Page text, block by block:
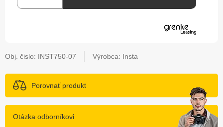
Obj. čislo: INST750-07 Výrobca: Insta
Porovnať produkt
Otázka odborníkovi